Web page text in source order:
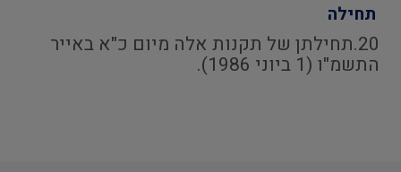
תחילה
20.תחילתן של תקנות אלה מיום כ"א באייר
התשמ"ו (1 ביוני 1986).